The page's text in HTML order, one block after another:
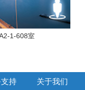
1-608室
持 关于我们